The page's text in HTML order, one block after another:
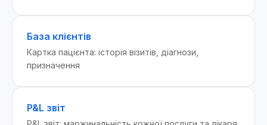
База клієнтів
Картка пацієнта: історія візитів, діагнози,
призначення
P&L звіт